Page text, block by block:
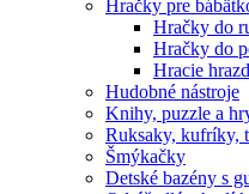
Hračky pre
Hračky do
Hračky do
Hracie
Hudobné nástroje
Knihy, puzzle a
Ruksaky, kufríky,
Šmýkačky
Detské bazény s